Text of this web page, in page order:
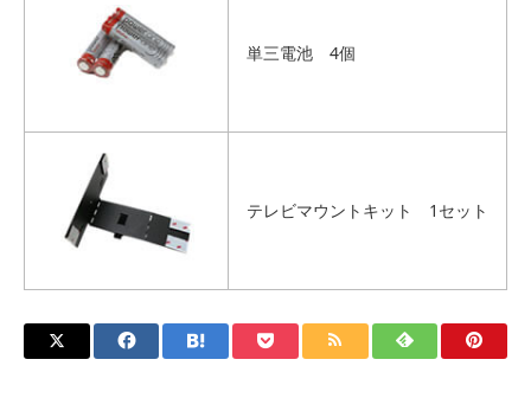
単三電池 4個
テレビマウントキット 1セット